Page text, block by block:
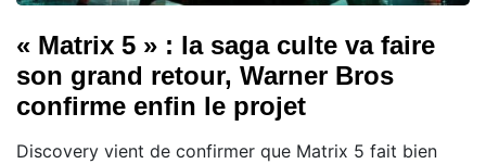
« Matrix 5 » : la saga culte va faire
son grand retour, Warner Bros
confirme enfin le projet
Discovery vient de confirmer que Matrix 5 fait bien